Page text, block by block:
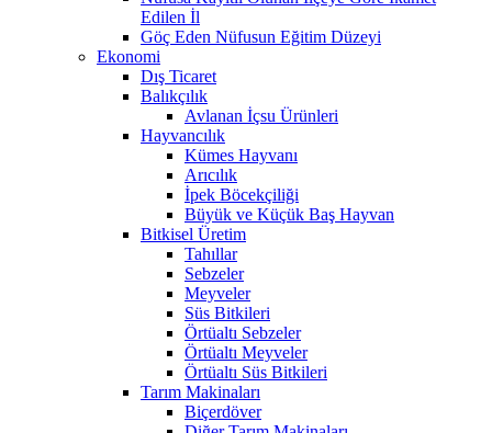
Edilen İl
Göç Eden Nüfusun Eğitim Düzeyi
Ekonomi
Dış Ticaret
Balıkçılık
Avlanan İçsu Ürünleri
Hayvancılık
Kümes Hayvanı
Arıcılık
İpek Böcekçiliği
Büyük ve Küçük Baş Hayvan
Bitkisel Üretim
Tahıllar
Sebzeler
Meyveler
Süs Bitkileri
Örtüaltı Sebzeler
Örtüaltı Meyveler
Örtüaltı Süs Bitkileri
Tarım Makinaları
Biçerdöver